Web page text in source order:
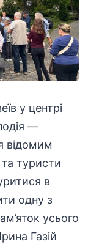
у центрі
—
відомим
туристи
в
одну з
усього
Газій